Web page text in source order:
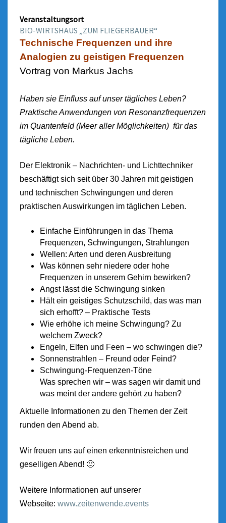
Veranstaltungsort
BIO-WIRTSHAUS „ZUM FLIEGERBAUER“
Technische Frequenzen und ihre
Analogien zu geistigen Frequenzen
Vortrag von Markus Jachs
Haben sie Einfluss auf unser tägliches Leben?
Praktische Anwendungen von Resonanzfrequenzen
im Quantenfeld (Meer aller Möglichkeiten) für das
tägliche Leben.
Der Elektronik – Nachrichten- und Lichttechniker
beschäftigt sich seit über 30 Jahren mit geistigen
und technischen Schwingungen und deren
praktischen Auswirkungen im täglichen Leben.
Einfache Einführungen in das Thema
Frequenzen, Schwingungen, Strahlungen
Wellen: Arten und deren Ausbreitung
Was können sehr niedere oder hohe
Frequenzen in unserem Gehirn bewirken?
Angst lässt die Schwingung sinken
Hält ein geistiges Schutzschild, das was man
sich erhofft? – Praktische Tests
Wie erhöhe ich meine Schwingung? Zu
welchem Zweck?
Engeln, Elfen und Feen – wo schwingen die?
Sonnenstrahlen – Freund oder Feind?
Schwingung-Frequenzen-Töne
Was sprechen wir – was sagen wir damit und
was meint der andere gehört zu haben?
Aktuelle Informationen zu den Themen der Zeit
runden den Abend ab.
Wir freuen uns auf einen erkenntnisreichen und
geselligen Abend! 🙂
Weitere Informationen auf unserer
Webseite: www.zeitenwende.events